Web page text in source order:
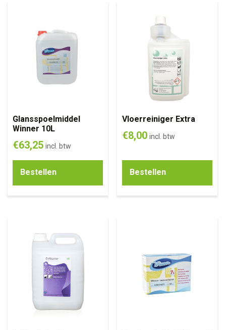
Glansspoelmiddel
Winner 10L
€63,25 incl. btw
Bestellen
Vloerreiniger Extra
€8,00 incl. btw
Bestellen